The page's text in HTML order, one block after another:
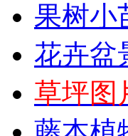
果树小
花卉盆
草坪图